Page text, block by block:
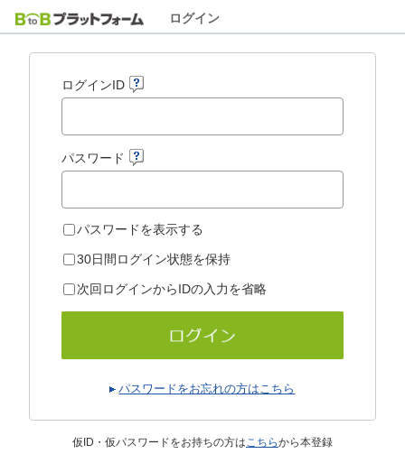
ログイン
ログインID
パスワード
パスワードを表示する
30日間ログイン状態を保持
次回ログインからIDの入力を省略
パスワードをお忘れの方はこちら
仮ID・仮パスワードをお持ちの方はこちらから本登録